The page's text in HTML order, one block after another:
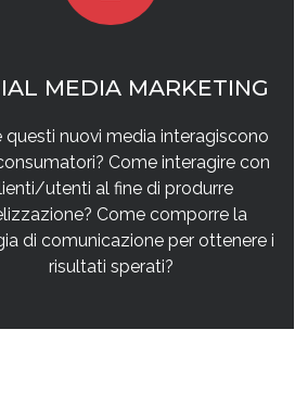
MEDIA MARKETING
nuovi media interagiscono
Come interagire con
al fine di produrre
Come comporre la
per ottenere i
risultati sperati?